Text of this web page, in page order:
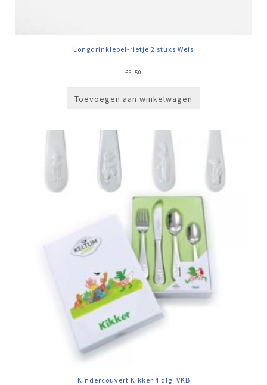
Longdrinklepel-rietje 2 stuks Weis
€6,50
Toevoegen aan winkelwagen
Kindercouvert Kikker 4 dlg. VKB